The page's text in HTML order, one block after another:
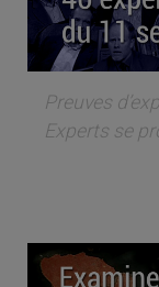
Preuves
Experts se